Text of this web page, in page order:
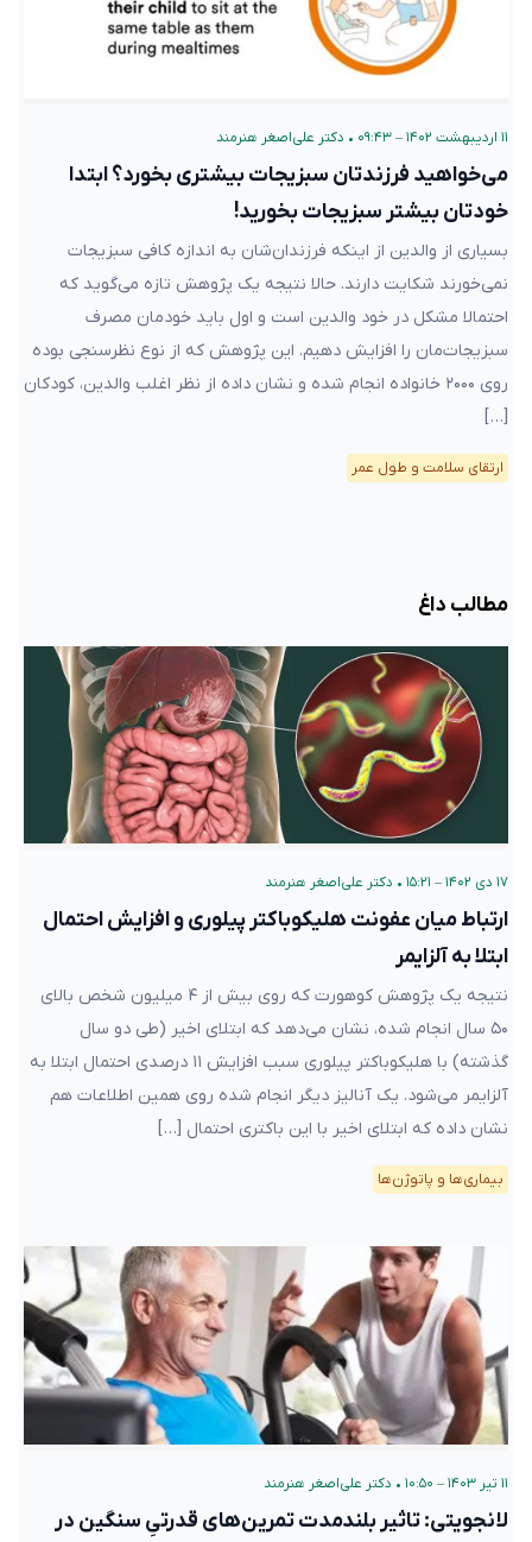
۱۱ اردیبهشت ۱۴۰۲ – ۰۹:۴۳ • دکتر علی‌اصغر هنرمند
می‌خواهید فرزند‌تان سبزیجات بیشتری بخورد؟ ابتدا
خودتان بیشتر سبزیجات بخورید!
بسیاری از والدین از اینکه فرزندان‌شان به‌ اندازه کافی سبزیجات
نمی‌خورند شکایت دارند. حالا نتیجه یک پژوهش تازه می‌گوید که
احتمالا مشکل در خود والدین است و اول باید خودمان مصرف
سبزیجات‌مان را افزایش دهیم. این پژوهش که از نوع نظرسنجی بوده
روی ۲۰۰۰ خانواده انجام شده و نشان داده از نظر اغلب والدین، کودکان
[…]
ارتقای سلامت و طول عمر
مطالب داغ
۱۷ دی ۱۴۰۲ – ۱۵:۲۱ • دکتر علی‌اصغر هنرمند
ارتباط میان عفونت هلیکوباکتر پیلوری و افزایش احتمال
ابتلا به آلزایمر
نتیجه یک پژوهش کوهورت که روی بیش از ۴ میلیون شخص بالای
۵۰ سال انجام شده، نشان می‌دهد که ابتلای اخیر (طی دو سال
گذشته) با هلیکوباکتر پیلوری سبب افزایش ۱۱ درصدی احتمال ابتلا به
آلزایمر می‌شود. یک آنالیز دیگر انجام شده روی همین اطلاعات هم
نشان داده که ابتلای اخیر با این باکتری احتمال […]
بیماری‌ها و پاتوژن‌ها
۱۱ تیر ۱۴۰۳ – ۱۰:۵۰ • دکتر علی‌اصغر هنرمند
لانجویتی: تاثیر بلند‌مدت تمرین‌های قدرتیِ سنگین در